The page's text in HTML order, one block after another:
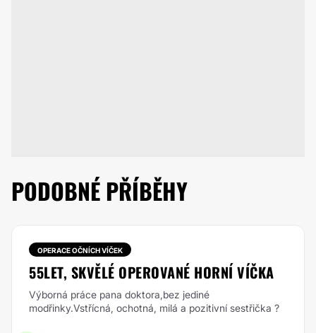
PODOBNÉ PŘÍBĚHY
OPERACE OČNÍCH VÍČEK
55LET, SKVĚLÉ OPEROVANÉ HORNÍ VÍČKA
Výborná práce pana doktora,bez jediné
modřinky.Vstřícná, ochotná, milá a pozitivní sestřička ?